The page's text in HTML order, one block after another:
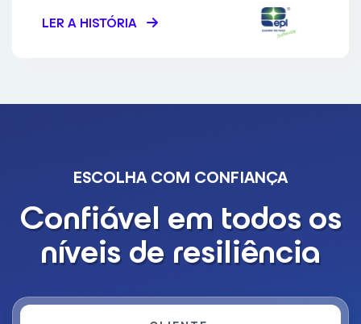
LER A HISTÓRIA
ESCOLHA COM CONFIANÇA
Confiável em todos os
níveis de resiliência